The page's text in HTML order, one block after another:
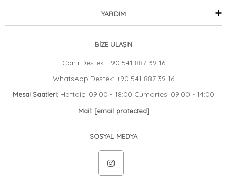
YARDIM
BİZE ULAŞIN
Canlı Destek: +90 541 887 39 16
WhatsApp Destek: +90 541 887 39 16
Mesai Saatleri: Haftaiçi 09:00 - 18:00 Cumartesi 09:00 - 14:00
Mail: [email protected]
SOSYAL MEDYA